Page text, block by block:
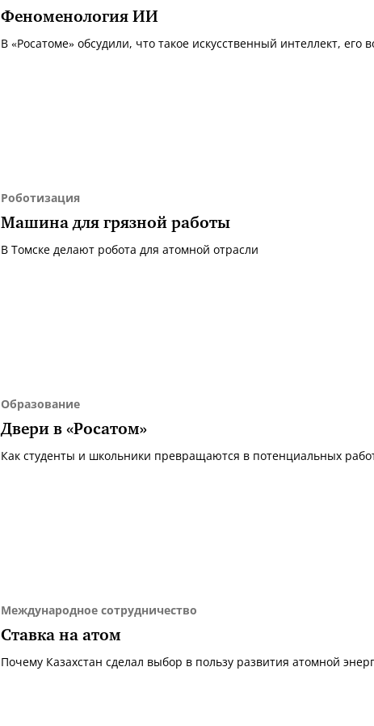
Феноменология ИИ
В «Росатоме» обсудили, что такое искусственный интеллект, его
Роботизация
Машина для грязной работы
В Томске делают робота для атомной отрасли
Образование
Двери в «Росатом»
Как студенты и школьники превращаются в потенциальных
Международное сотрудничество
Ставка на атом
Почему Казахстан сделал выбор в пользу развития атомной